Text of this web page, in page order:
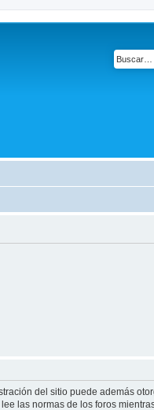
del sitio puede además
las normas de los foros